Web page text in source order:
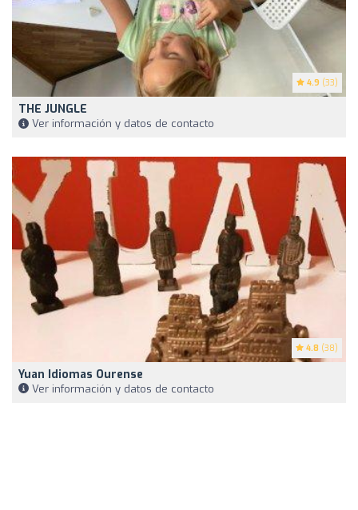
4.9 (33)
THE JUNGLE
Ver información y datos de contacto
4.8 (38)
Yuan Idiomas Ourense
Ver información y datos de contacto